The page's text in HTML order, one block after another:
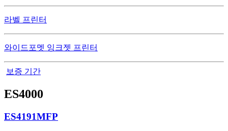
라벨 프린터
와이드포멧 잉크젯 프린터
보증 기간
ES4000
ES4191MFP